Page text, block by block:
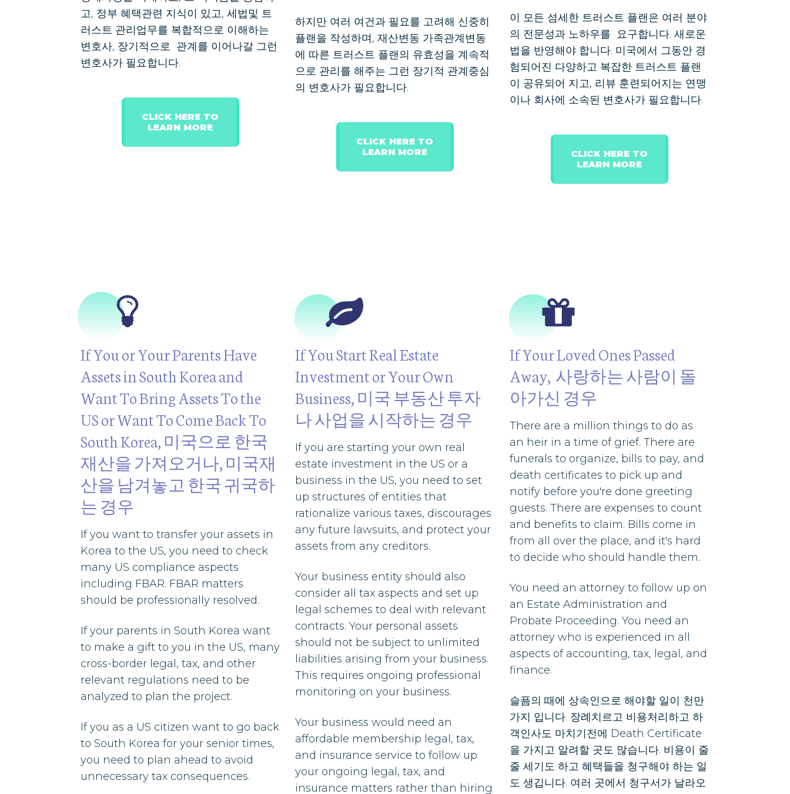
고, 정부 혜택관련 지식이 있고, 세법및 트
러스트 관리업무를 복합적으로 이해하는
변호사, 장기적으로 관계를 이어나갈 그런
변호사가 필요합니다.
CLICK HERE TO
LEARN MORE
하지만 여러 여건과 필요를 고려해 신중히
플랜을 작성하며, 재산변동 가족관계변동
에 따른 트러스트 플랜의 유효성을 계속적
으로 관리를 해주는 그런 장기적 관계중심
의 변호사가 필요합니다.
CLICK HERE TO
LEARN MORE
이 모든 섬세한 트러스트 플랜은 여러 분야
의 전문성과 노하우를 요구합니다. 새로운
법을 반영해야 합니다. 미국에서 그동안 경
험되어진 다양하고 복잡한 트러스트 플랜
이 공유되어 지고, 리뷰 훈련되어지는 연맹
이나 회사에 소속된 변호사가 필요합니다.
CLICK HERE TO
LEARN MORE
If You or Your Parents Have
Assets in South Korea and
Want To Bring Assets To the
US or Want To Come Back To
South Korea, 미국으로 한국
재산을 가져오거나, 미국재
산을 남겨놓고 한국 귀국하
는 경우
If you want to transfer your assets in
Korea to the US, you need to check
many US compliance aspects
including FBAR. FBAR matters
should be professionally resolved.
If your parents in South Korea want
to make a gift to you in the US, many
cross-border legal, tax, and other
relevant regulations need to be
analyzed to plan the project.
If you as a US citizen want to go back
to South Korea for your senior times,
you need to plan ahead to avoid
unnecessary tax consequences.
If You Start Real Estate
Investment or Your Own
Business, 미국 부동산 투자
나 사업을 시작하는 경우
If you are starting your own real
estate investment in the US or a
business in the US, you need to set
up structures of entities that
rationalize various taxes, discourages
any future lawsuits, and protect your
assets from any creditors.
Your business entity should also
consider all tax aspects and set up
legal schemes to deal with relevant
contracts. Your personal assets
should not be subject to unlimited
liabilities arising from your business.
This requires ongoing professional
monitoring on your business.
Your business would need an
affordable membership legal, tax,
and insurance service to follow up
your ongoing legal, tax, and
insurance matters rather than hiring
If Your Loved Ones Passed
Away, 사랑하는 사람이 돌
아가신 경우
There are a million things to do as
an heir in a time of grief. There are
funerals to organize, bills to pay, and
death certificates to pick up and
notify before you're done greeting
guests. There are expenses to count
and benefits to claim. Bills come in
from all over the place, and it's hard
to decide who should handle them.
You need an attorney to follow up on
an Estate Administration and
Probate Proceeding. You need an
attorney who is experienced in all
aspects of accounting, tax, legal, and
finance.
슬픔의 때에 상속인으로 해야할 일이 천만
가지 입니다. 장례치르고 비용처리하고 하
객인사도 마치기전에 Death Certificate
을 가지고 알려할 곳도 많습니다. 비용이 줄
줄 세기도 하고 혜택들을 청구해야 하는 일
도 생깁니다. 여러 곳에서 청구서가 날라오